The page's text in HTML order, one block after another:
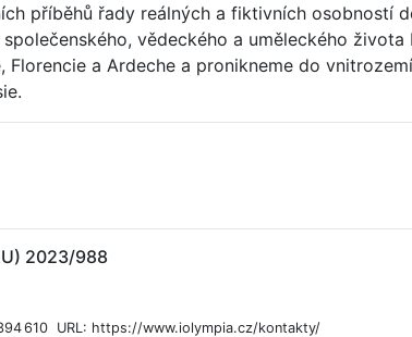
příběhů řady reálných a fiktivních osobností
vědeckého a uměleckého života
Florencie a Ardeche a pronikneme do
2023/988
610 URL: https://www.iolympia.cz/kontakty/